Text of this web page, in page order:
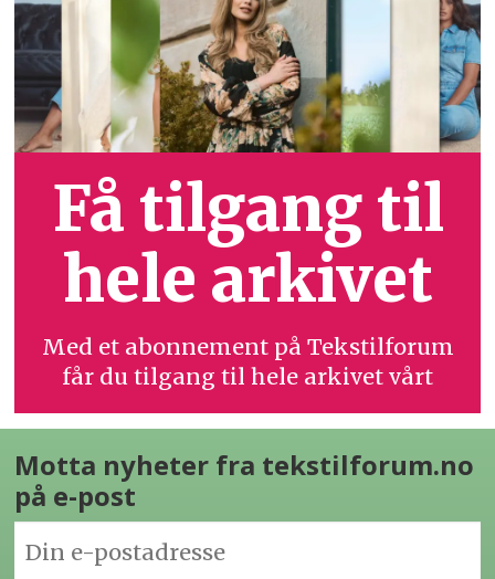
Få tilgang til
hele arkivet
Med et abonnement på Tekstilforum
får du tilgang til hele arkivet vårt
Motta nyheter fra tekstilforum.no
på e-post